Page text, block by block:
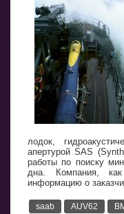
лодок,
апертурой SAS
работы по поиску
дна. Компания,
информацию о
saab AUV62